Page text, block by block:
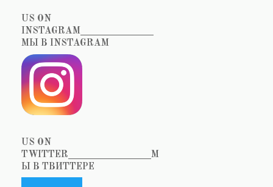
US ON
INSTAGRAM_______________
МЫ В INSTAGRAM
US ON
TWITTER_________________М
Ы В ТВИТТЕРЕ